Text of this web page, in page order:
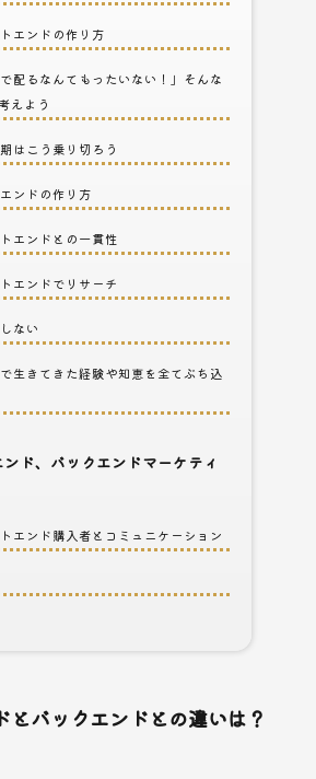
エンドの作り方
で配るなんてもったいない！」そんな
えよう
はこう乗り切ろう
ンドの作り方
エンドとの一貫性
エンドでリサーチ
ない
生きてきた経験や知恵を全てぶち込
ド、バックエンドマーケティ
エンド購入者とコミュニケーション
とバックエンドとの違いは？